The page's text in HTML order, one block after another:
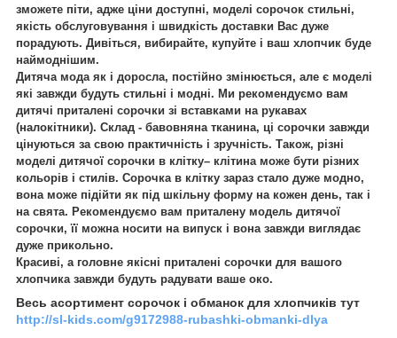
зможете піти, адже ціни доступні, моделі сорочок стильні,
якість обслуговування і швидкість доставки Вас дуже
порадують. Дивіться, вибирайте, купуйте і ваш хлопчик буде
наймоднішим.
Дитяча мода як і доросла, постійно змінюється, але є моделі
які завжди будуть стильні і модні. Ми рекомендуємо вам
дитячі приталені сорочки зі вставками на рукавах
(налокітники). Склад - бавовняна тканина, ці сорочки завжди
цінуються за свою практичність і зручність. Також, різні
моделі дитячої сорочки в клітку– клітина може бути різних
кольорів і стилів. Сорочка в клітку зараз стало дуже модно,
вона може підійти як під шкільну форму на кожен день, так і
на свята. Рекомендуємо вам приталену модель дитячої
сорочки, її можна носити на випуск і вона завжди виглядає
дуже прикольно.
Красиві, а головне якісні приталені сорочки для вашого
хлопчика завжди будуть радувати ваше око.
Весь асортимент сорочок і обманок для хлопчиків тут
http://sl-kids.com/g9172988-rubashki-obmanki-dlya